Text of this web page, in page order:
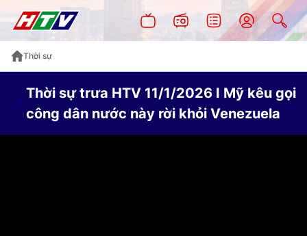
Thời sự
Thời sự trưa HTV 11/1/2026 I Mỹ kêu gọi
công dân nước này rời khỏi Venezuela